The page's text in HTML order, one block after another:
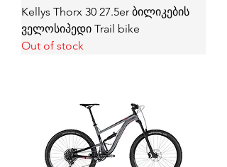
Kellys Thorx 30 27.5er ბილიკების
ველოსიპედი Trail bike
Out of stock